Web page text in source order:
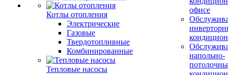
Котлы отопления
Электрические
Газовые
Твердотопливные
Комбинированные
Тепловые насосы
офисе
напольно-